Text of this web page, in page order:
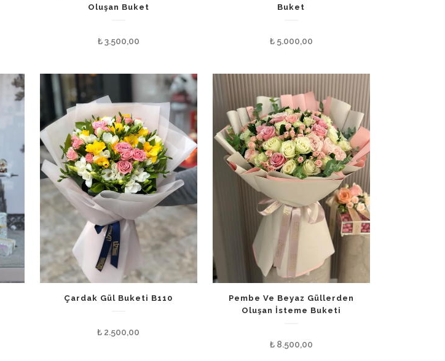
Oluşan Buket
₺3.500,00
Buket
₺5.000,00
Çardak Gül Buketi B110
₺ 2.500,00
Pembe Ve Beyaz Güllerden
Oluşan İsteme Buketi
₺8.500,00